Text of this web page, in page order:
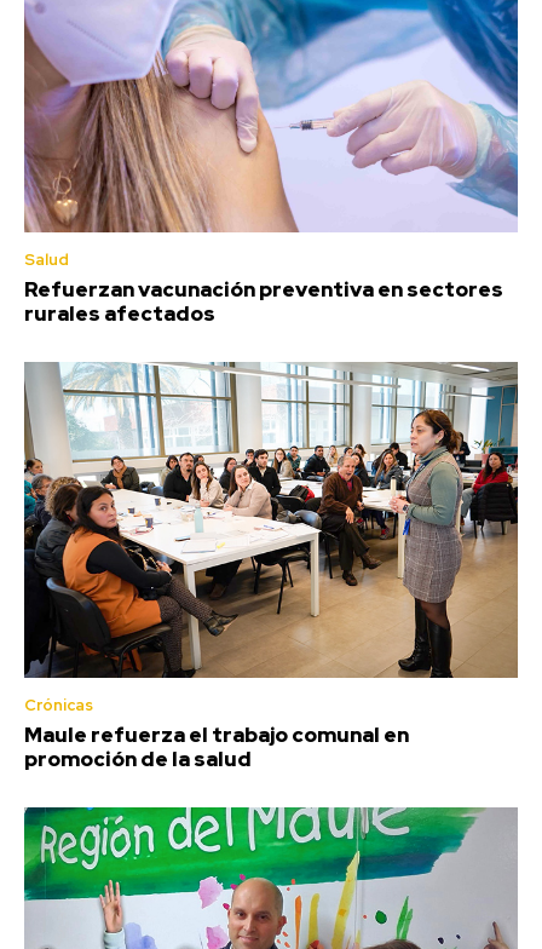
Salud
Refuerzan vacunación preventiva en sectores
rurales afectados
Crónicas
Maule refuerza el trabajo comunal en
promoción de la salud